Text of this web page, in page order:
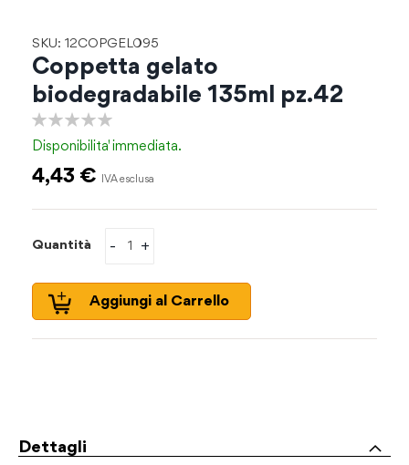
SKU: 12COPGEL095
Coppetta gelato
biodegradabile 135ml pz.42
Disponibilita'immediata.
4,43 €
Quantità +
-
Aggiungi al Carrello
Dettagli
all'inizio
galleria